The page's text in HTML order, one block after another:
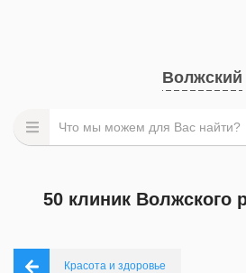
Волжский
50 клиник Волжского
Красота и здоровье